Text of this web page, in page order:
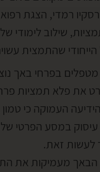
רמדי, הצגת
שילוב לימודי
הייחודי שהתמצית
בפרחי באך
את פלא תמציות
העמוקה כי
עיסוק במסע הפרטי
זאת.
מעמיקות את